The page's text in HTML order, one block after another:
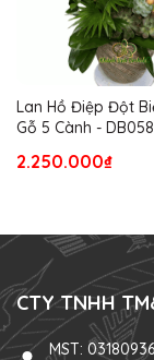
Lan Hồ Điệp Đột
Gỗ 5 Cành - DB058
2.250.000₫
CTY TNHH
MST: